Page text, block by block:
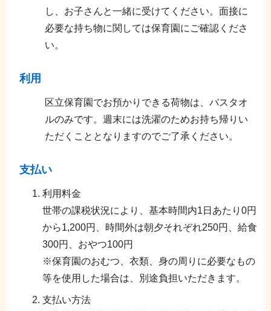
し、お子さんと一緒に受けてください。面接に
必要な持ち物に関しては保育園にご確認くださ
い。
利用
区立保育園でお預かりできる荷物は、バスタオ
ルのみです。週末には洗濯のためお持ち帰りい
ただくこととなりますのでご了承ください。
支払い
利用料金
世帯の課税状況により、基本時間内1日あたり0円
から1,200円、時間外は朝夕それぞれ250円、給食
300円、おやつ100円
※保育園のおむつ、衣類、身の周りに必要なもの
等を使用した場合は、別途負担いただきます。
支払い方法